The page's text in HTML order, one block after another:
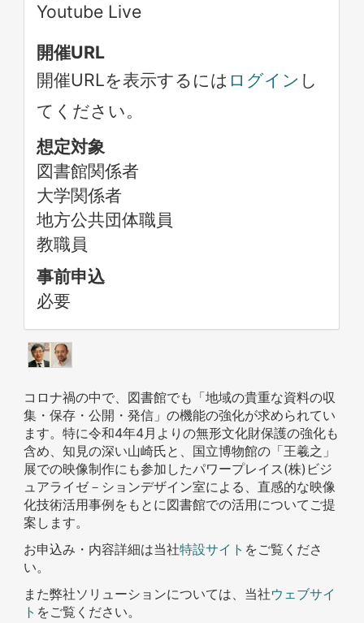
Youtube Live
開催URL
開催URLを表示するには ログイン し
てください。
想定対象
図書館関係者
大学関係者
地方公共団体職員
教職員
事前申込
必要
コロナ禍の中で、図書館でも「地域の貴重な資料の収
集・保存・公開・発信」の機能の強化が求められてい
ます。特に令和4年4月よりの無形文化財保護の強化も
含め、知見の深い山崎氏と、国立博物館の「王羲之」
展での映像制作にも参加したパワープレイス(株)ビジ
ュアライゼ－ションデザイン室による、直感的な映像
化技術活用事例をもとに図書館での活用についてご提
案します。
お申込み・内容詳細は当社特設サイト をご覧くださ
い。
また弊社ソリューションについては、当社ウェブサイ
ト をご覧ください。